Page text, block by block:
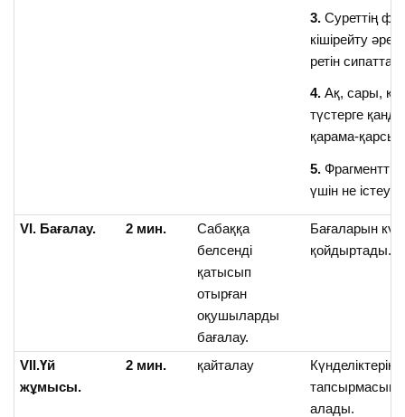
3. Суреттің
кішірейту
ретін
4. Ақ, сары,
түстерге
қарама-қарсы?
5. Фрагментті
үшін не істеу
VI. Бағалау. 2 мин.
Сабаққа
белсенді
қатысып
отырған
оқушыларды
бағалау.
Бағаларын
қойдыртады.
VII.Үй
жұмысы.
2 мин. қайталау
тапсырмасын
алады.